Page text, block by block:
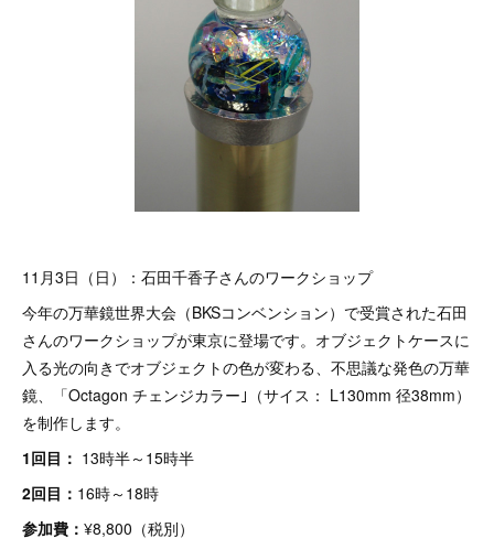
11月3日（日）：石田千香子さんのワークショップ
今年の万華鏡世界大会（BKSコンベンション）で受賞された石田
さんのワークショップが東京に登場です。オブジェクトケースに
入る光の向きでオブジェクトの色が変わる、不思議な発色の万華
鏡、「Octagon チェンジカラー｣（サイス： L130mm 径38mm）
を制作します。
1回目： 13時半～15時半
2回目： 16時～18時
参加費： ¥8,800（税別）